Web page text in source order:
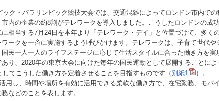
ク・パラリンピック競技大会では、交通混雑によってロンドン市内での
内の企業の約8割がテレワークを導入しました。こうしたロンドンの成
相当する7月24日を本年より「テレワーク・デイ」と位置づけて、多く
ークを一斉に実施するよう呼びかけます。テレワークは、子育て世代や
民一人一人のライフステージに応じて生活スタイルに合った働き方を実
あり、2020年の東京大会に向けた毎年の国民運動として展開することによ
してこうした働き方を定着させることを目指すものです（ 別紙1
）。
用し、時間や場所を有効に活用できる柔軟な働き方で、在宅勤務、モバ
などのことを表します。